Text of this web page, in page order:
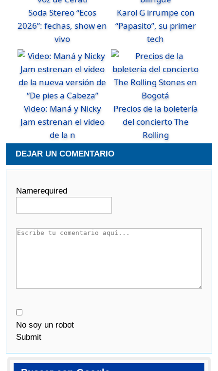
Soda Stereo “Ecos
2026”: fechas, show en
vivo
Karol G irrumpe con
“Papasito”, su primer
tech
Video: Maná y Nicky
Jam estrenan el video
de la n
Precios de la boletería
del concierto The
Rolling
DEJAR UN COMENTARIO
Namerequired
No soy un robot
Submit